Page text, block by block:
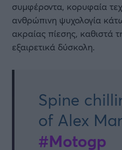
συμφέροντα, κορυφαία
ανθρώπινη ψυχολογία
ακραίας πίεσης, καθιστά
εξαιρετικά δύσκολη.
Spine
of Alex
#Motogp